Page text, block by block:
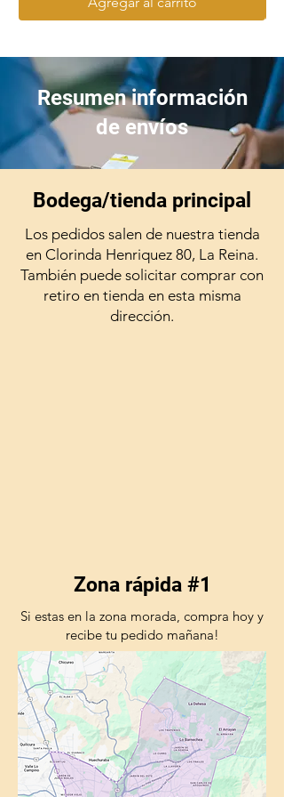
botella de oxígeno no está
incluida, imagen sólo es
referencial)
Carro para bombonas de
Resumen información
de envíos
Bodega/tienda principal
Los pedidos salen de nuestra tienda
en Clorinda Henriquez 80, La Reina.
También puede solicitar comprar con
retiro en tienda en esta misma
dirección.
Zona rápida #1
Si estas en la zona morada, compra hoy y
recibe tu pedido mañana!